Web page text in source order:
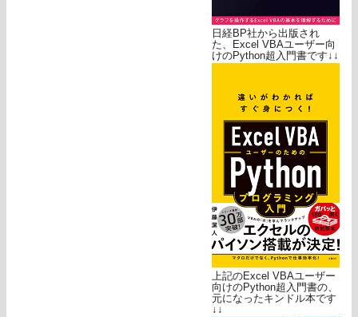
日経BP社から出版され
た、Excel VBAユーザー向
けのPython超入門書です↓↓
上記のExcel VBAユーザー
向けのPython超入門書の、
元になったキンドル本です
↓↓